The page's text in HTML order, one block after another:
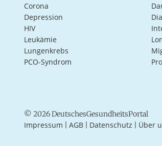
Corona
Depression
HIV
Leukämie
Lungenkrebs
PCO-Syndrom
© 2026 DeutschesGesundheitsPortal
Impressum AGB Datenschutz Über